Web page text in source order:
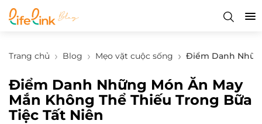
Trang chủ Blog Mẹo vặt cuộc sống Điểm Danh
Điểm Danh Những Món Ăn May
Mắn Không Thể Thiếu Trong Bữa
Tiệc Tất Niên